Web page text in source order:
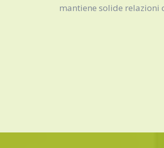
mantiene solide